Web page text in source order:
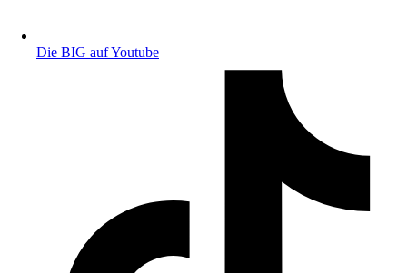
Die BIG auf Youtube